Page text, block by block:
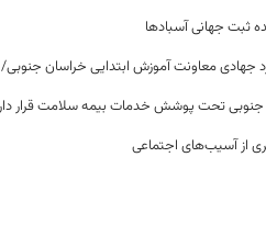
ثبت جهانی آسبادها
آموزش ابتدایی خراسان جنوبی/ ۴۶۰۰ دانش‌آموز زیر چتر «طرح حامی»
از آسیب‌های اجتماعی